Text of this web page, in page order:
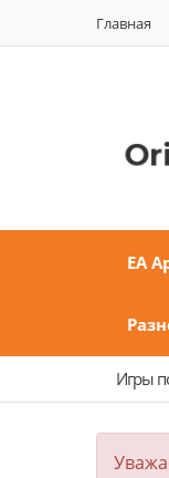
Главная
EA
Игры